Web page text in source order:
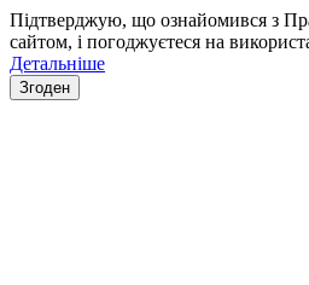
Підтверджую, що ознайомився з
сайтом, і погоджуєтеся на
Детальніше
Згоден